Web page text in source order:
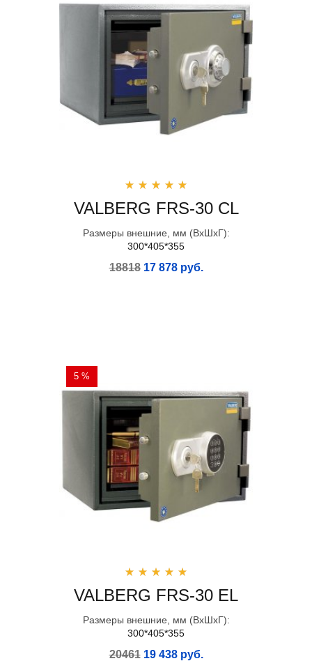
VALBERG FRS-30 CL
Размеры внешние, мм (ВхШхГ):
300*405*355
18818 17 878 руб.
5 %
VALBERG FRS-30 EL
Размеры внешние, мм (ВхШхГ):
300*405*355
20461 19 438 руб.